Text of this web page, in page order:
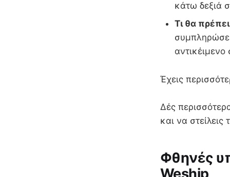
κάτω δεξιά
Τι θα
Έχεις
Δές
και να
Φθηνές